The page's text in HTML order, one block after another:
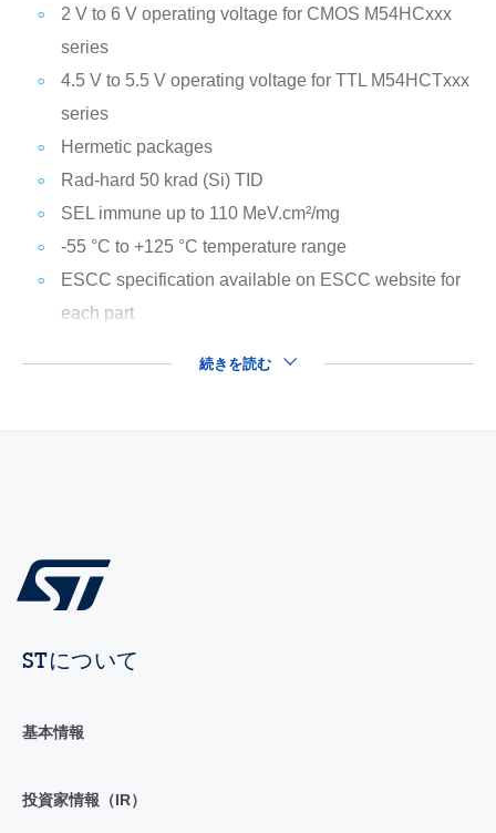
2 V to 6 V operating voltage for CMOS M54HCxxx
series
4.5 V to 5.5 V operating voltage for TTL M54HCTxxx
series
Hermetic packages
Rad-hard 50 krad (Si) TID
SEL immune up to 110 MeV.cm²/mg
-55 °C to +125 °C temperature range
ESCC specification available on ESCC website for
each part
続きを読む
STについて
基本情報
投資家情報（IR）